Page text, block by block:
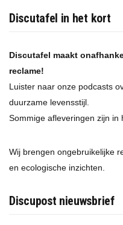
Discutafel in het kort
Discutafel maakt
reclame!
Luister naar onze podcasts
duurzame levensstijl.
Sommige afleveringen zijn in
Wij brengen ongebruikelijke
en ecologische inzichten.
Discupost nieuwsbrief